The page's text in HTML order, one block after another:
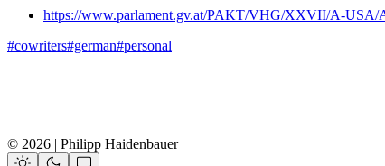
https://www.parlament.gv.at/PAKT/VHG/XXVII/A-USA/
#cowriters#german#personal
© 2026 | Philipp Haidenbauer